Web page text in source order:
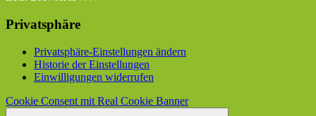
Privatsphäre
Privatsphäre-Einstellungen ändern
Historie der Einstellungen
Einwilligungen widerrufen
Cookie Consent mit Real Cookie Banner